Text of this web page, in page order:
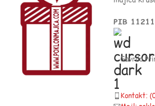
PIB
Gavrila
Kontakt: